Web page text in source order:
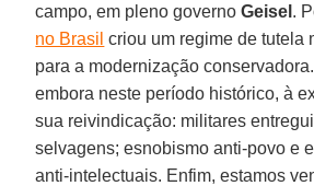
campo, em pleno governoGeisel .
no Brasil criou um regime de tutela
para a modernização
embora neste período histórico, à
sua reivindicação: militares
selvagens; esnobismo anti-povo e
anti-intelectuais. Enfim, estamos